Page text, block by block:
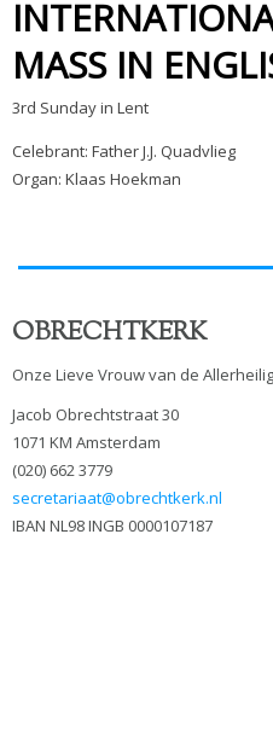
MASS IN
3rd Sunday in Lent
Celebrant: Father J.J. Quadvlieg
Organ: Klaas Hoekman
OBRECHTKERK
Onze Lieve Vrouw van de
Jacob Obrechtstraat 30
1071 KM Amsterdam
(020) 662 3779
secretariaat@obrechtkerk.nl
IBAN NL98 INGB 0000107187